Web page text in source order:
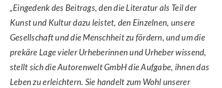
„Eingedenk des Beitrags, den die Literatur als Teil der
Kunst und Kultur dazu leistet, den Einzelnen, unsere
Gesellschaft und die Menschheit zu fördern, und um die
prekäre Lage vieler Urheberinnen und Urheber wissend,
stellt sich die Autorenwelt GmbH die Aufgabe, ihnen das
Leben zu erleichtern. Sie handelt zum Wohl unserer